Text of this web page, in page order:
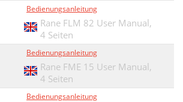
Bedienungsanleitung
Rane FLM 82 User Manual,
4 Seiten
Bedienungsanleitung
Rane FME 15 User Manual,
4 Seiten
Bedienungsanleitung